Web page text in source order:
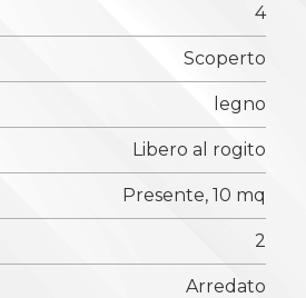
4
Scoperto
legno
Libero al rogito
Presente, 10 mq
2
Arredato